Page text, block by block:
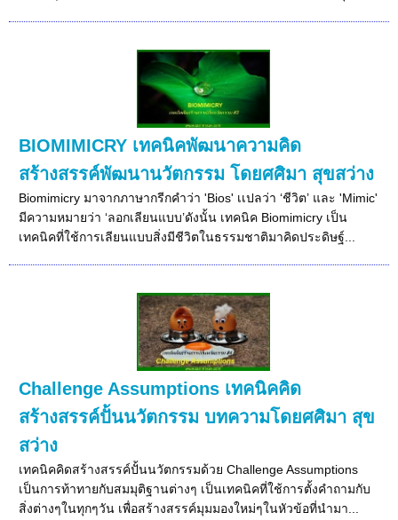
BIOMIMICRY เทคนิคพัฒนาความคิด
สร้างสรรค์พัฒนานวัตกรรม โดยศศิมา สุขสว่าง
Biomimicry มาจากภาษากรีกคำว่า 'Bios' เเปลว่า ‘ชีวิต’ และ 'Mimic'
มีความหมายว่า ‘ลอกเลียนแบบ’ดังนั้น เทคนิค Biomimicry เป็น
เทคนิคที่ใช้การเลียนแบบสิ่งมีชีวิตในธรรมชาติมาคิดประดิษฐ์...
Challenge Assumptions เทคนิคคิด
สร้างสรรค์ปั้นนวัตกรรม บทความโดยศศิมา สุข
สว่าง
เทคนิคคิดสร้างสรรค์ปั้นนวัตกรรมด้วย Challenge Assumptions
เป็นการท้าทายกับสมมุติฐานต่างๆ เป็นเทคนิคที่ใช้การตั้งคำถามกับ
สิ่งต่างๆในทุกๆวัน เพื่อสร้างสรรค์มุมมองใหม่ๆในหัวข้อที่นำมา...